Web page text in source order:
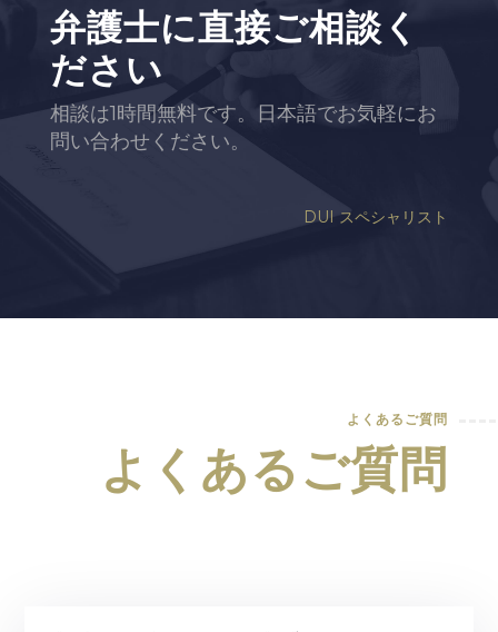
弁護士に直接ご相談く
ださい
相談は1時間無料です。日本語でお気軽にお
問い合わせください。
DUI スペシャリスト
よくあるご質問
よくあるご質問